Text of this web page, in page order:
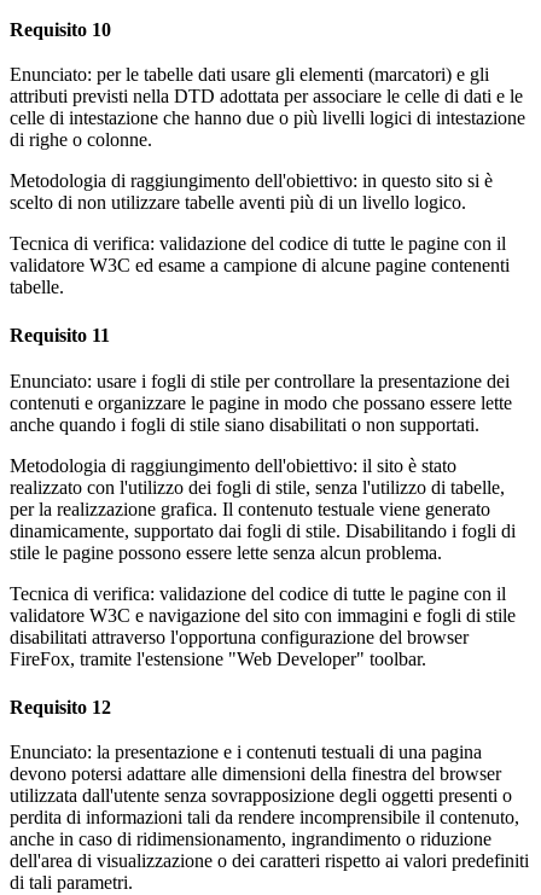
Requisito 10
Enunciato: per le tabelle dati usare gli elementi (marcatori) e gli
attributi previsti nella DTD adottata per associare le celle di dati e le
celle di intestazione che hanno due o più livelli logici di intestazione
di righe o colonne.
Metodologia di raggiungimento dell'obiettivo: in questo sito si è
scelto di non utilizzare tabelle aventi più di un livello logico.
Tecnica di verifica: validazione del codice di tutte le pagine con il
validatore W3C ed esame a campione di alcune pagine contenenti
tabelle.
Requisito 11
Enunciato: usare i fogli di stile per controllare la presentazione dei
contenuti e organizzare le pagine in modo che possano essere lette
anche quando i fogli di stile siano disabilitati o non supportati.
Metodologia di raggiungimento dell'obiettivo: il sito è stato
realizzato con l'utilizzo dei fogli di stile, senza l'utilizzo di tabelle,
per la realizzazione grafica. Il contenuto testuale viene generato
dinamicamente, supportato dai fogli di stile. Disabilitando i fogli di
stile le pagine possono essere lette senza alcun problema.
Tecnica di verifica: validazione del codice di tutte le pagine con il
validatore W3C e navigazione del sito con immagini e fogli di stile
disabilitati attraverso l'opportuna configurazione del browser
FireFox, tramite l'estensione "Web Developer" toolbar.
Requisito 12
Enunciato: la presentazione e i contenuti testuali di una pagina
devono potersi adattare alle dimensioni della finestra del browser
utilizzata dall'utente senza sovrapposizione degli oggetti presenti o
perdita di informazioni tali da rendere incomprensibile il contenuto,
anche in caso di ridimensionamento, ingrandimento o riduzione
dell'area di visualizzazione o dei caratteri rispetto ai valori predefiniti
di tali parametri.